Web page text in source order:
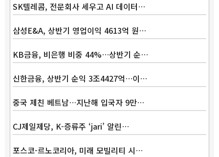
SK텔레콤, 전문회사 세우고 AI 데이터…
삼성E&A, 상반기 영업이익 4613억 원…
KB금융, 비은행 비중 44%…상반기 순…
신한금융, 상반기 순익 3조4427억…이…
중국 제친 베트남…지난해 입국자 9만…
CJ제일제당, K-증류주 ‘jari’ 알린…
포스코-르노코리아, 미래 모빌리티 시…